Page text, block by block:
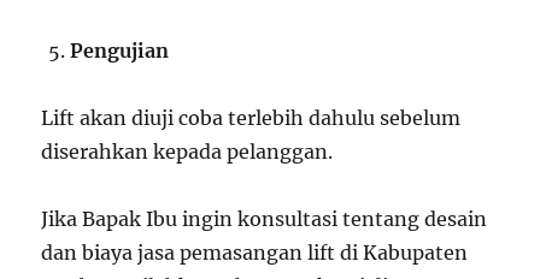
Pengujian
Lift akan diuji coba terlebih dahulu sebelum
diserahkan kepada pelanggan.
Jika Bapak Ibu ingin konsultasi tentang desain
dan biaya jasa pemasangan lift di Kabupaten